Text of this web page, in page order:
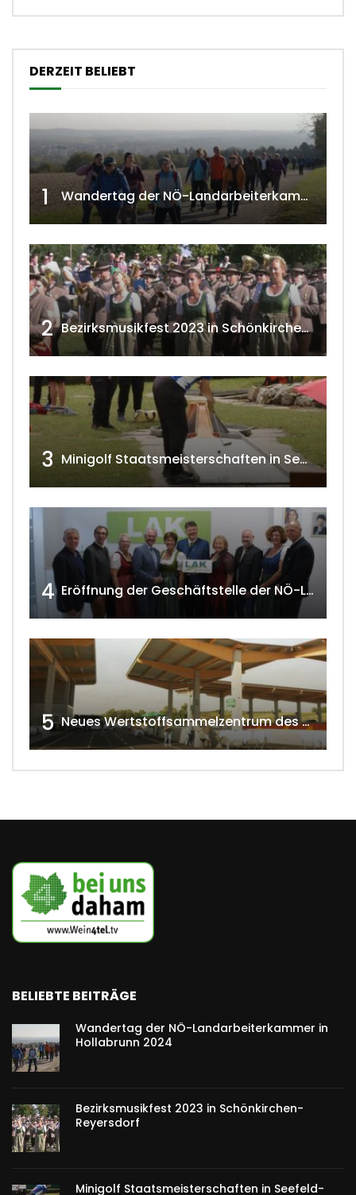
DERZEIT BELIEBT
1 Wandertag der NÖ-Landarbeiterkammer in Hollabrunn 2024
2 Bezirksmusikfest 2023 in Schönkirchen-Reyersdorf
3 Minigolf Staatsmeisterschaften in Seefeld-Kadolz w4tv174
4 Eröffnung der Geschäftstelle der NÖ-Landarbeiterkammer in Mistelbach w4tv174
5 Neues Wertstoffsammelzentrum des G.V.U.
BELIEBTE BEITRÄGE
Wandertag der NÖ-Landarbeiterkammer in
Hollabrunn 2024
Bezirksmusikfest 2023 in Schönkirchen-
Reyersdorf
Minigolf Staatsmeisterschaften in Seefeld-